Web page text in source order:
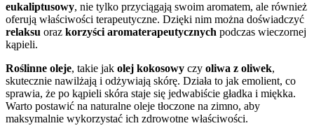
eukaliptusowy, nie tylko przyciągają swoim aromatem, ale również
oferują właściwości terapeutyczne. Dzięki nim można doświadczyć
relaksu oraz korzyści aromaterapeutycznych podczas wieczornej
kąpieli.
Roślinne oleje, takie jak olej kokosowy czy oliwa z oliwek,
skutecznie nawilżają i odżywiają skórę. Działa to jak emolient, co
sprawia, że po kąpieli skóra staje się jedwabiście gładka i miękka.
Warto postawić na naturalne oleje tłoczone na zimno, aby
maksymalnie wykorzystać ich zdrowotne właściwości.